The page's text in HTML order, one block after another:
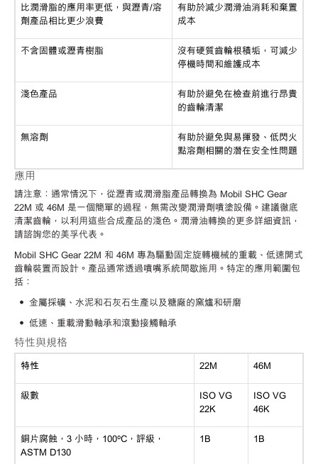
比潤滑脂的應用率更低，與瀝青/溶
劑產品相比更少浪費
有助於減少潤滑油消耗和棄置
成本
不含固體或瀝青樹脂
沒有硬質齒輪根積垢，可減少
停機時間和維護成本
淺色產品
有助於避免在檢查前進行昂貴
的齒輪清潔
無溶劑
有助於避免與易揮發、低閃火
點溶劑相關的潛在安全性問題
應用
請注意：通常情況下，從瀝青或潤滑脂產品轉換為 Mobil SHC Gear
22M 或 46M 是一個簡單的過程，無需改變潤滑劑噴塗設備。建議徹底
清潔齒輪，以利用這些合成產品的淺色。潤滑油轉換的更多詳細資訊，
請諮詢您的美孚代表。
Mobil SHC Gear 22M 和 46M 專為驅動固定旋轉機械的重載、低速開式
齒輪裝置而設計。產品通常透過噴嘴系統間歇施用。特定的應用範圍包
括：
• 金屬採礦、水泥和石灰石生產以及糖廠的窯爐和研磨
• 低速、重載滑動軸承和滾動接觸軸承
特性與規格
特性 22M 46M
級數
ISO VG
22K
ISO VG
46K
銅片腐蝕，3 小時，100ºC，評級，
ASTM D130
1B 1B